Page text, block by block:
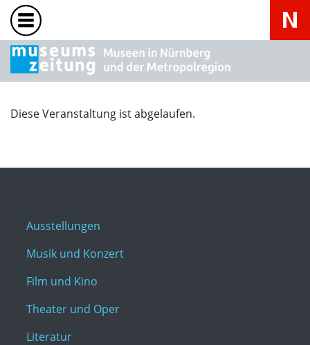
Diese Veranstaltung ist abgelaufen.
Ausstellungen
Musik und Konzert
Film und Kino
Theater und Oper
Literatur